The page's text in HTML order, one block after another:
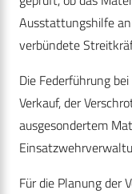
Ausstattungshilfe
verbündete
Die Federführung
Verkauf, der
ausgesondertem
Für die Planung der